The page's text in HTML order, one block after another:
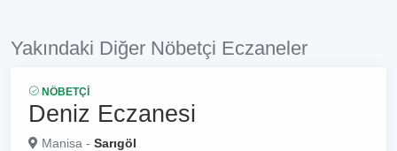
Yakındaki Diğer Nöbetçi Eczaneler
NÖBETÇI
Deniz Eczanesi
Manisa - Sarıgöl